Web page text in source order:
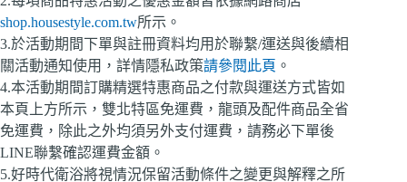
shop.housestyle.com.tw所示。
3.於活動期間下單與註冊資料均用於聯繫/運送與後續相
關活動通知使用，詳情隱私政策請參閱此頁 。
4.本活動期間訂購精選特惠商品之付款與運送方式皆如
本頁上方所示，雙北特區免運費，龍頭及配件商品全省
免運費，除此之外均須另外支付運費，請務必下單後
LINE聯繫確認運費金額。
5.好時代衛浴將視情況保留活動條件之變更與解釋之所